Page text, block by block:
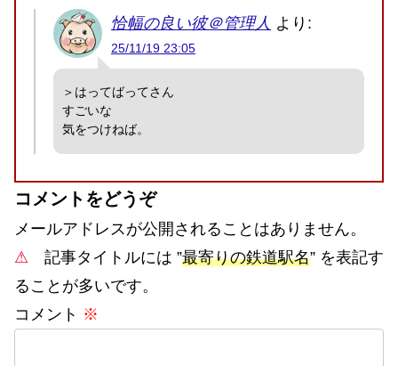
恰幅の良い彼＠管理人 より:
25/11/19 23:05
＞はってばってさん
すごいな
気をつけねば。
コメントをどうぞ
メールアドレスが公開されることはありません。
⚠ 記事タイトルには ”最寄りの鉄道駅名” を表記す
ることが多いです。
コメント ※